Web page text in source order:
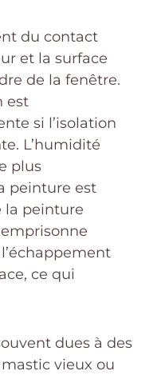
du contact
et la surface
de la fenêtre.
est
si l’isolation
L’humidité
plus
peinture est
la peinture
ce qui
dues à des
vieux ou